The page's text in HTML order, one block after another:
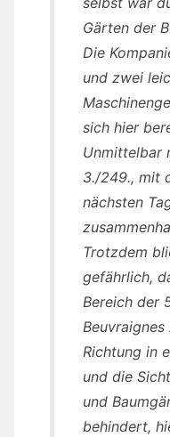
Gärten der
Die
und zwei
sich hier
Unmittelbar
3./249., mit
nächsten
Trotzdem
gefährlich,
Bereich der
Richtung in
und die
und
behindert,